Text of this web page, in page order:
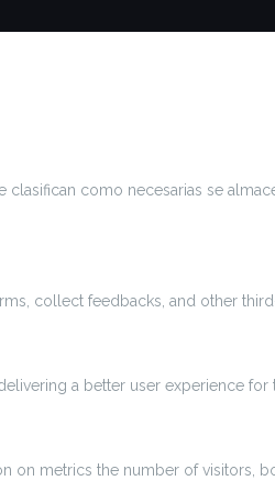
como necesarias se
collect feedbacks, and other
a better user experience for
metrics the number of visitors,